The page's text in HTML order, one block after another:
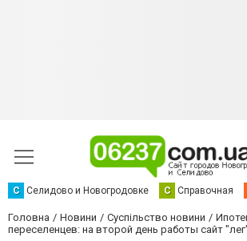
С Селидово и Новогродовке С Справочная
Головна Новини Суспільство новини
переселенцев: на второй день работы сайт